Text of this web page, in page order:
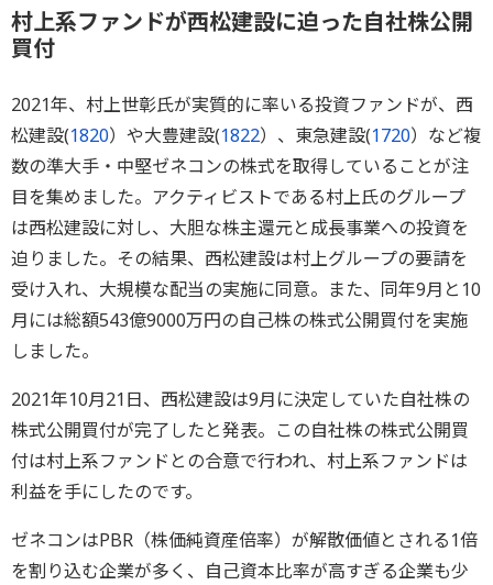
村上系ファンドが西松建設に迫った自社株公開
買付
2021年、村上世彰氏が実質的に率いる投資ファンドが、西
松建設(1820）や大豊建設(1822）、東急建設(1720）など複
数の準大手・中堅ゼネコンの株式を取得していることが注
目を集めました。アクティビストである村上氏のグループ
は西松建設に対し、大胆な株主還元と成長事業への投資を
迫りました。その結果、西松建設は村上グループの要請を
受け入れ、大規模な配当の実施に同意。また、同年9月と10
月には総額543億9000万円の自己株の株式公開買付を実施
しました。
2021年10月21日、西松建設は9月に決定していた自社株の
株式公開買付が完了したと発表。この自社株の株式公開買
付は村上系ファンドとの合意で行われ、村上系ファンドは
利益を手にしたのです。
ゼネコンはPBR（株価純資産倍率）が解散価値とされる1倍
を割り込む企業が多く、自己資本比率が高すぎる企業も少